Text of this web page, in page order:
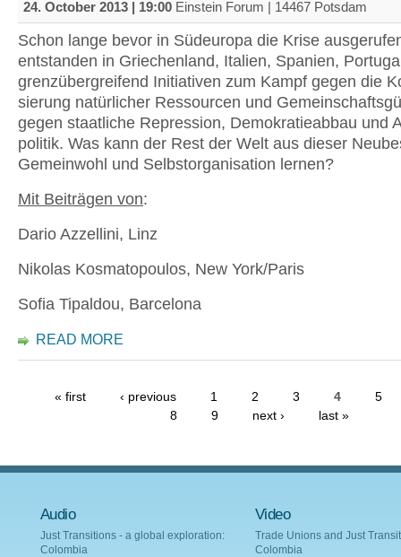
24. October 2013 | 19:00 Einstein Forum | 14467 Potsdam
Schon lange bevor in Südeuropa die Krise
entstanden in Griechenland, Italien, Spanien,
grenz­über­greifend Initiativen zum Kampf gegen die
sierung natürlicher Ressourcen und
gegen staatliche Repression, Demokratieabbau und
politik. Was kann der Rest der Welt aus dieser
Gemeinwohl und Selbstorganisation lernen?
Mit Beiträgen von:
Dario Azzellini, Linz
Nikolas Kosmatopoulos, New York/Paris
Sofia Tipaldou, Barcelona
READ MORE
« first ‹ previous 1 2 3 4
5
8
9 next › last »
Audio
Just Transitions - a global exploration:
Colombia
Video
Trade Unions and Just
Colombia